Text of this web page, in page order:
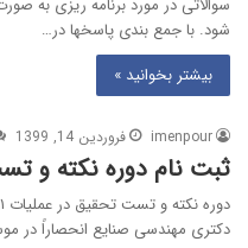
سوالاتی در مورد برنامه ریزی به
شود. با جمع بندی پاسخها در…
بیشتر بخوانید »
imenpour فروردین 14, 1399
ثبت نام دوره نکته و تست
دکتری مهندسی صنایع انحصاراً در